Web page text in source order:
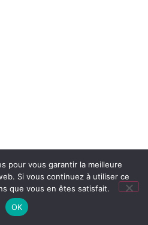
pour vous garantir la meilleure
Si vous continuez à utiliser ce
que vous en êtes satisfait.
OK